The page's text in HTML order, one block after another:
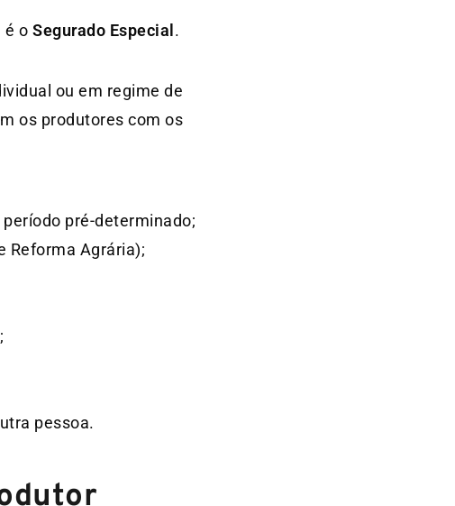
é o Segurado Especial.
ou em regime de
os produtores com os
pré-determinado;
Reforma Agrária);
pessoa.